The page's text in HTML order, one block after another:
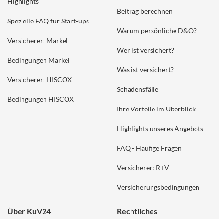
Spezielle FAQ für Start-ups
Versicherer: Markel
Bedingungen Markel
Versicherer: HISCOX
Bedingungen HISCOX
Beitrag berechnen
Warum persönliche D&O?
Wer ist versichert?
Was ist versichert?
Schadensfälle
Ihre Vorteile im Überblick
Highlights unseres Angebots
FAQ - Häufige Fragen
Versicherer: R+V
Versicherungsbedingungen
Über KuV24 Rechtliches